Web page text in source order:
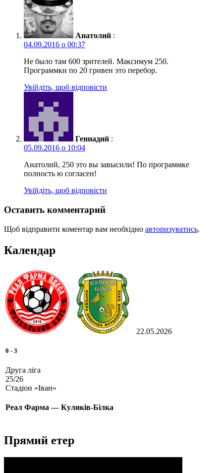
Анатолий :
04.09.2016 о 00:37
Не было там 600 зрителей. Максимум 250.
Программки по 20 гривен это перебор.
Увійдіть, щоб відповісти
Геннадий :
05.09.2016 о 10:04
Анатолий, 250 это вы завысили! По программке
полность ю согласен!
Увійдіть, щоб відповісти
Оставить комментарий
Щоб відправити коментар вам необхідно авторизуватись.
Календар
22.05.2026
0 - 3
Друга ліга
25/26
Стадіон «Іван»
Реал Фарма — Куликів-Білка
Прямий етер